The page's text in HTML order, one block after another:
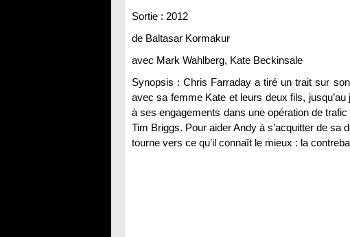
Sortie : 2012
de Baltasar Kormakur
avec Mark Wahlberg, Kate Beckinsale
Synopsis : Chris Farraday a tiré un trait sur
avec sa femme Kate et leurs deux fils,
à ses engagements dans une opération de
Tim Briggs. Pour aider Andy à s’acquitter de
tourne vers ce qu’il connaît le mieux : la